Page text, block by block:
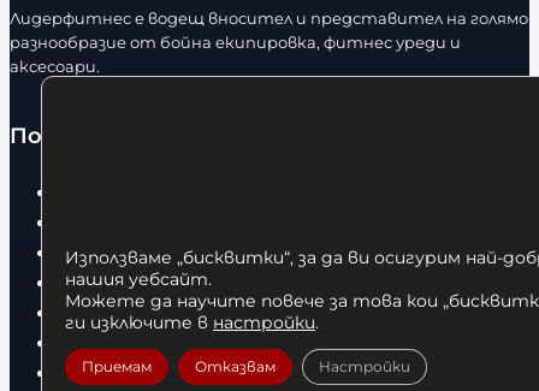
т
в
т
Лидерфитнес е водещ вносител и представител на голямо
разнообразие от бойна екипировка, фитнес уреди и
аксесоари.
Полезно
Общи условия
Политика за поверителност
Доставка
За нас
Използваме „бисквитки“, за да ви осигурим най-
нашия уебсайт.
Можете да научите повече за това кои
ги изключите в настройки.
Приемам Отказвам Настройки